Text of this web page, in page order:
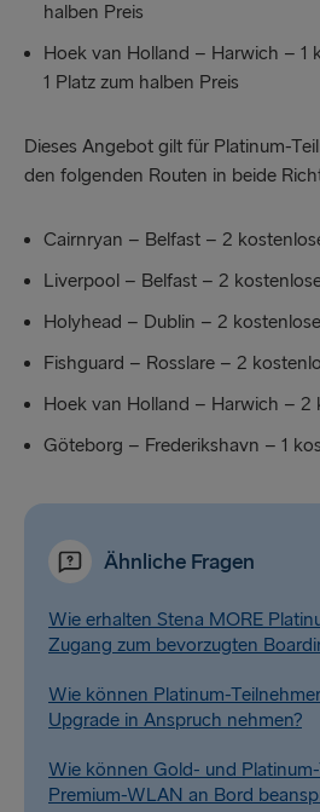
halben Preis
Hoek van Holland – Harwich – 1
1 Platz zum halben Preis
Dieses Angebot gilt für Platinum-
den folgenden Routen in beide
Cairnryan – Belfast – 2
Liverpool – Belfast – 2
Holyhead – Dublin – 2
Fishguard – Rosslare – 2
Hoek van Holland – Harwich – 2
Göteborg – Frederikshavn – 1
Ähnliche Fragen
Wie erhalten Stena MORE
Zugang zum bevorzugten
Wie können Platinum-
Upgrade in Anspruch nehmen?
Wie können Gold- und
Premium-WLAN an Bord